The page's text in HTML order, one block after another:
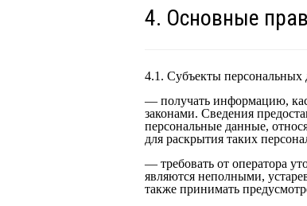
4. Основные
4.1. Субъекты
— получать информацию,
законами. Сведения
персональные данные,
для раскрытия таких
— требовать от оператора
являются неполными,
также принимать